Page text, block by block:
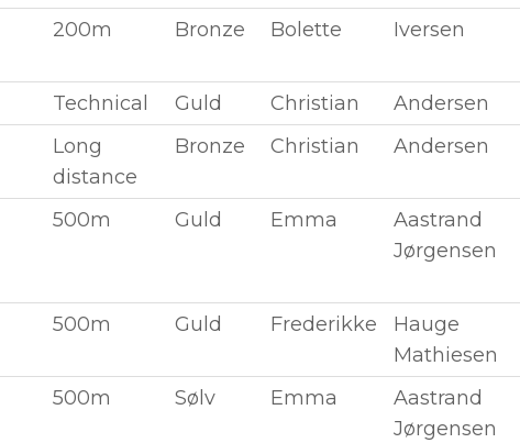
200m Bronze Bolette Iversen
Technical Guld Christian Andersen
Long
distance
Bronze Christian Andersen
500m Guld Emma
Aastrand
Jørgensen
500m Guld Frederikke
Hauge
Mathiesen
500m Sølv Emma
Aastrand
Jørgensen